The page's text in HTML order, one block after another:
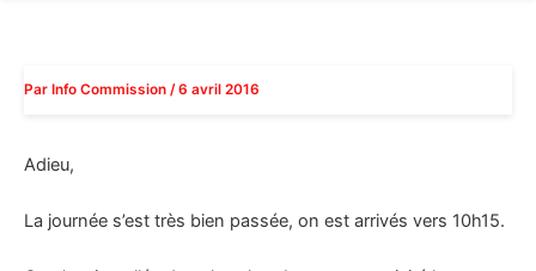
Par Info Commission /6 avril 2016
Adieu,
La journée s’est très bien passée, on est arrivés vers 10h15.